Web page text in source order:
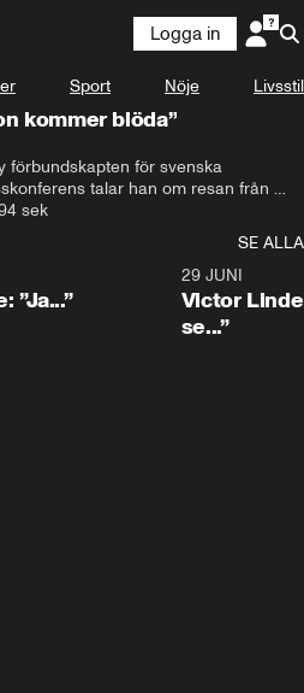
Logga in
Sport Nöje Livsstil
kommer blöda”
förbundskapten för svenska
talar han om resan från
fotbollen.
sek
SE ALLA
”Ja...”
29 JUNI
Victor
se...”